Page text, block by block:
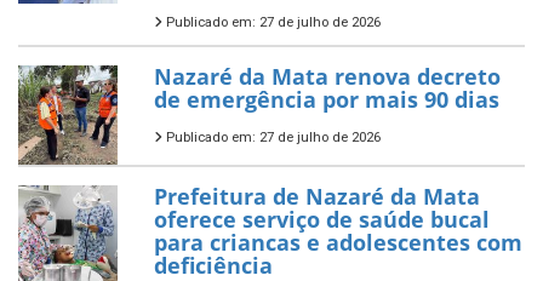
Publicado em: 27 de julho de 2026
Nazaré da Mata renova decreto
de emergência por mais 90 dias
Publicado em: 27 de julho de 2026
Prefeitura de Nazaré da Mata
oferece serviço de saúde bucal
para criancas e adolescentes com
deficiência